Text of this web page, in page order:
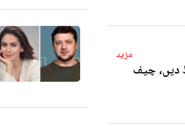
مزید
دیں، چیف